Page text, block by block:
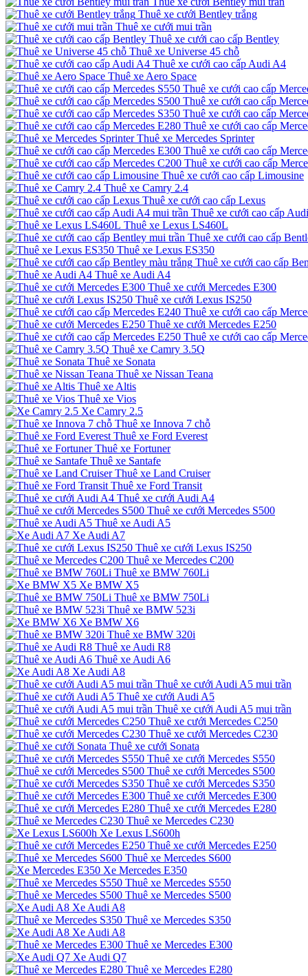
Thuê xe cưới Bentley trắng
Thuê xe cưới mui trần
Thuê xe cưới cao cấp Bentley
Thuê xe Universe 45 chỗ
Thuê xe cưới cao cấp Audi A4
Thuê xe Aero Space
Thuê xe cưới cao cấp
Thuê xe cưới cao cấp
Thuê xe cưới cao cấp
Thuê xe cưới cao cấp
Thuê xe Mercedes Sprinter
Thuê xe cưới cao cấp
Thuê xe cưới cao cấp
Thuê xe cưới cao cấp Limousine
Thuê xe Camry 2.4
Thuê xe cưới cao cấp Lexus
Thuê xe cưới cao cấp
Thuê xe Lexus LS460L
Thuê xe cưới cao cấp
Thuê xe Lexus ES350
Thuê xe cưới cao cấp
Thuê xe Audi A4
Thuê xe cưới Mercedes E300
Thuê xe cưới Lexus IS250
Thuê xe cưới cao cấp
Thuê xe cưới Mercedes E250
Thuê xe cưới cao cấp
Thuê xe Camry 3.5Q
Thuê xe Sonata
Thuê xe Nissan Teana
Thuê xe Altis
Thuê xe Vios
Xe Camry 2.5
Thuê xe Innova 7 chỗ
Thuê xe Ford Everest
Thuê xe Fortuner
Thuê xe Santafe
Thuê xe Land Cruiser
Thuê xe Ford Transit
Thuê xe cưới Audi A4
Thuê xe cưới Mercedes S500
Thuê xe Audi A5
Xe Audi A7
Thuê xe cưới Lexus IS250
Thuê xe Mercedes C200
Thuê xe BMW 760Li
Xe BMW X5
Thuê xe BMW 750Li
Thuê xe BMW 523i
Xe BMW X6
Thuê xe BMW 320i
Thuê xe Audi R8
Thuê xe Audi A6
Xe Audi A8
Thuê xe cưới Audi A5 mui trần
Thuê xe cưới Audi A5
Thuê xe cưới Audi A5 mui trần
Thuê xe cưới Mercedes C250
Thuê xe cưới Mercedes C230
Thuê xe cưới Sonata
Thuê xe cưới Mercedes S550
Thuê xe cưới Mercedes S500
Thuê xe cưới Mercedes S350
Thuê xe cưới Mercedes E300
Thuê xe cưới Mercedes E280
Thuê xe Mercedes C230
Xe Lexus LS600h
Thuê xe cưới Mercedes E250
Thuê xe Mercedes S600
Xe Mercedes E350
Thuê xe Mercedes S550
Thuê xe Mercedes S500
Xe Audi A8
Thuê xe Mercedes S350
Xe Audi A8
Thuê xe Mercedes E300
Xe Audi Q7
Thuê xe Mercedes E280